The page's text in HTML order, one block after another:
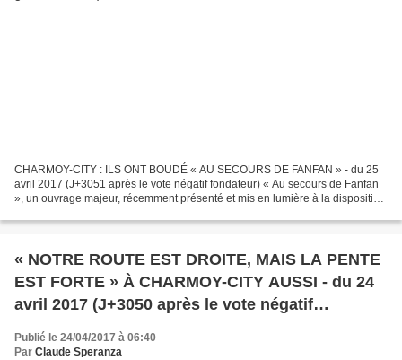
CHARMOY-CITY : ILS ONT BOUDÉ « AU SECOURS DE FANFAN » - du 25
avril 2017 (J+3051 après le vote négatif fondateur) « Au secours de Fanfan
», un ouvrage majeur, récemment présenté et mis en lumière à la disposition
« NOTRE ROUTE EST DROITE, MAIS LA PENTE
EST FORTE » À CHARMOY-CITY AUSSI - du 24
avril 2017 (J+3050 après le vote négatif
fondateur)
Publié le 24/04/2017 à 06:40
Par Claude Speranza